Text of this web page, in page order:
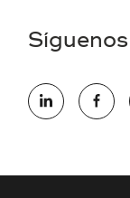
electrónico
oportunidades
de trabajo
Síguenos